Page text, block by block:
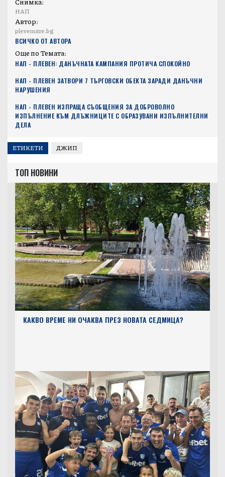
НАП
Автор:
plevenutre.bg
ВСИЧКО ОТ АВТОРА
Още по Темата:
НАП - ПЛЕВЕН: ДАНЪЧНАТА КАМПАНИЯ ПРОТИЧА СПОКОЙНО
НАП - ПЛЕВЕН ЗАТВОРИ 7 ТЪРГОВСКИ ОБЕКТА ЗАРАДИ ДАНЪЧНИ
НАРУШЕНИЯ
НАП - ПЛЕВЕН ИЗПРАЩА СЪОБЩЕНИЯ ЗА ДОБРОВОЛНО
ИЗПЪЛНЕНИЕ КЪМ ДЛЪЖНИЦИТЕ С ОБРАЗУВАНИ ИЗПЪЛНИТЕЛНИ
ДЕЛА
ЕТИКЕТИ ДЖИП
ТОП НОВИНИ
КАКВО ВРЕМЕ НИ ОЧАКВА ПРЕЗ НОВАТА СЕДМИЦА?